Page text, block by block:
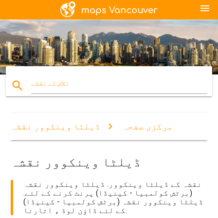
menu
search تلاش کے نقشے
مرکزی صفحہ ڈیلٹا وینکوور نقشہ
ڈیلٹا وینکوور نقشہ
نقشہ کے ڈیلٹا وینکوور. ڈیلٹا وینکوور نقشہ
(برٹش کولمبیا - کینیڈا) پرنٹ کرنے کے لئے.
ڈیلٹا وینکوور نقشہ (برٹش کولمبیا - کینیڈا)
کے لئے ڈاؤن لوڈ ، اتارنا.